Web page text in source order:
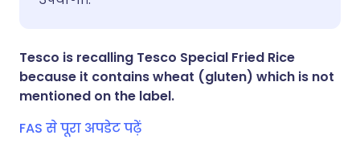
X के माध्यम से साझा करें
करें
🇸🇦 عربي
Tesco is recalling Tesco Special Fried Rice
because it contains wheat (gluten) which is not
mentioned on the label.
FAS से पूरा अपडेट पढ़ें